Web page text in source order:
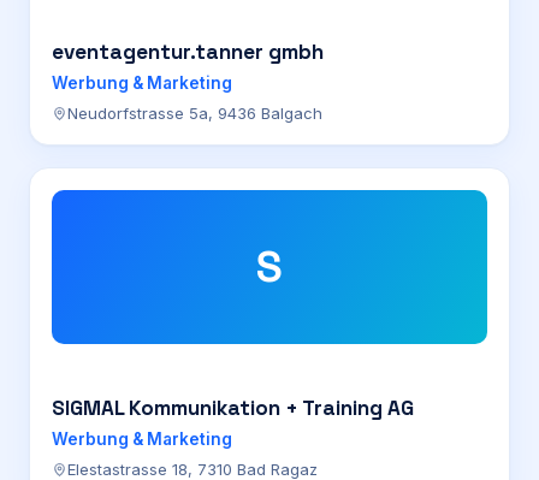
eventagentur.tanner gmbh
Werbung & Marketing
Neudorfstrasse 5a, 9436 Balgach
S
SIGMAL Kommunikation + Training AG
Werbung & Marketing
Elestastrasse 18, 7310 Bad Ragaz